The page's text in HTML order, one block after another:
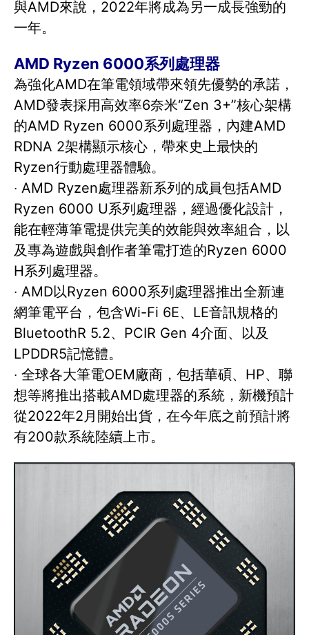
與AMD來說，2022年將成為另一成長強勁的
一年。
AMD Ryzen 6000系列處理器
為強化AMD在筆電領域帶來領先優勢的承諾，
AMD發表採用高效率6奈米“Zen 3+”核心架構
的AMD Ryzen 6000系列處理器，內建AMD
RDNA 2架構顯示核心，帶來史上最快的
Ryzen行動處理器體驗。
‧ AMD Ryzen處理器新系列的成員包括AMD
Ryzen 6000 U系列處理器，經過優化設計，
能在輕薄筆電提供完美的效能與效率組合，以
及專為遊戲與創作者筆電打造的Ryzen 6000
H系列處理器。
‧ AMD以Ryzen 6000系列處理器推出全新連
網筆電平台，包含Wi-Fi 6E、LE音訊規格的
BluetoothR 5.2、PCIR Gen 4介面、以及
LPDDR5記憶體。
‧ 全球各大筆電OEM廠商，包括華碩、HP、聯
想等將推出搭載AMD處理器的系統，新機預計
從2022年2月開始出貨，在今年底之前預計將
有200款系統陸續上市。